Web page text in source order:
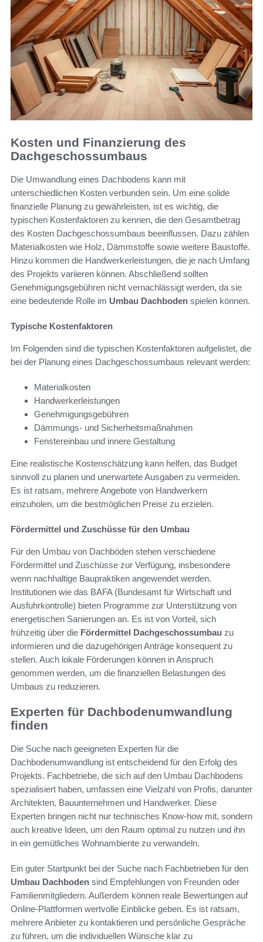
Kosten und Finanzierung des
Dachgeschossumbaus
Die Umwandlung eines Dachbodens kann mit
unterschiedlichen Kosten verbunden sein. Um eine solide
finanzielle Planung zu gewährleisten, ist es wichtig, die
typischen Kostenfaktoren zu kennen, die den Gesamtbetrag
des Kosten Dachgeschossumbaus beeinflussen. Dazu zählen
Materialkosten wie Holz, Dämmstoffe sowie weitere Baustoffe.
Hinzu kommen die Handwerkerleistungen, die je nach Umfang
des Projekts variieren können. Abschließend sollten
Genehmigungsgebühren nicht vernachlässigt werden, da sie
eine bedeutende Rolle im Umbau Dachboden spielen können.
Typische Kostenfaktoren
Im Folgenden sind die typischen Kostenfaktoren aufgelistet, die
bei der Planung eines Dachgeschossumbaus relevant werden:
Materialkosten
Handwerkerleistungen
Genehmigungsgebühren
Dämmungs- und Sicherheitsmaßnahmen
Fenstereinbau und innere Gestaltung
Eine realistische Kostenschätzung kann helfen, das Budget
sinnvoll zu planen und unerwartete Ausgaben zu vermeiden.
Es ist ratsam, mehrere Angebote von Handwerkern
einzuholen, um die bestmöglichen Preise zu erzielen.
Fördermittel und Zuschüsse für den Umbau
Für den Umbau von Dachböden stehen verschiedene
Fördermittel und Zuschüsse zur Verfügung, insbesondere
wenn nachhaltige Baupraktiken angewendet werden.
Institutionen wie das BAFA (Bundesamt für Wirtschaft und
Ausfuhrkontrolle) bieten Programme zur Unterstützung von
energetischen Sanierungen an. Es ist von Vorteil, sich
frühzeitig über die Fördermittel Dachgeschossumbau zu
informieren und die dazugehörigen Anträge konsequent zu
stellen. Auch lokale Förderungen können in Anspruch
genommen werden, um die finanziellen Belastungen des
Umbaus zu reduzieren.
Experten für Dachbodenumwandlung
finden
Die Suche nach geeigneten Experten für die
Dachbodenumwandlung ist entscheidend für den Erfolg des
Projekts. Fachbetriebe, die sich auf den Umbau Dachbodens
spezialisiert haben, umfassen eine Vielzahl von Profis, darunter
Architekten, Bauunternehmen und Handwerker. Diese
Experten bringen nicht nur technisches Know-how mit, sondern
auch kreative Ideen, um den Raum optimal zu nutzen und ihn
in ein gemütliches Wohnambiente zu verwandeln.
Ein guter Startpunkt bei der Suche nach Fachbetrieben für den
Umbau Dachboden sind Empfehlungen von Freunden oder
Familienmitgliedern. Außerdem können reale Bewertungen auf
Online-Plattformen wertvolle Einblicke geben. Es ist ratsam,
mehrere Anbieter zu kontaktieren und persönliche Gespräche
zu führen, um die individuellen Wünsche klar zu